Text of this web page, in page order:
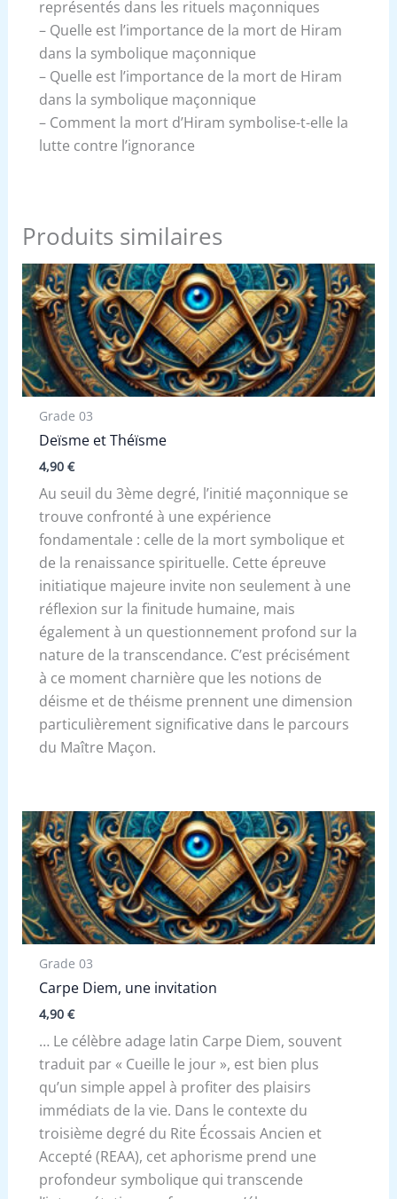
représentés dans les rituels maçonniques
– Quelle est l’importance de la mort de Hiram
dans la symbolique maçonnique
– Quelle est l’importance de la mort de Hiram
dans la symbolique maçonnique
– Comment la mort d’Hiram symbolise-t-elle la
lutte contre l’ignorance
Produits similaires
Grade 03
Deïsme et Théïsme
4,90 €
Au seuil du 3ème degré, l’initié maçonnique se
trouve confronté à une expérience
fondamentale : celle de la mort symbolique et
de la renaissance spirituelle. Cette épreuve
initiatique majeure invite non seulement à une
réflexion sur la finitude humaine, mais
également à un questionnement profond sur la
nature de la transcendance. C’est précisément
à ce moment charnière que les notions de
déisme et de théisme prennent une dimension
particulièrement significative dans le parcours
du Maître Maçon.
Grade 03
Carpe Diem, une invitation
4,90 €
… Le célèbre adage latin Carpe Diem, souvent
traduit par « Cueille le jour », est bien plus
qu’un simple appel à profiter des plaisirs
immédiats de la vie. Dans le contexte du
troisième degré du Rite Écossais Ancien et
Accepté (REAA), cet aphorisme prend une
profondeur symbolique qui transcende